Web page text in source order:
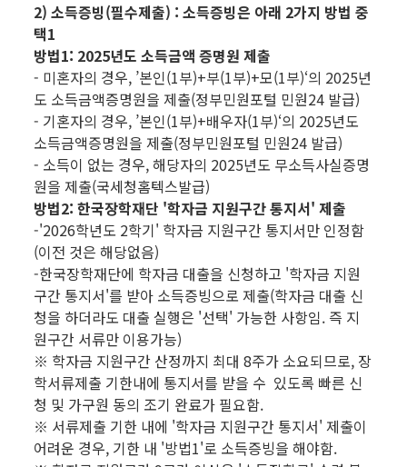
2) 소득증빙(필수제출) : 소득증빙은 아래 2가지 방법 중
택1
방법1: 2025년도 소득금액 증명원 제출
- 미혼자의 경우, ’본인(1부)+부(1부)+모(1부)‘의 2025년
도 소득금액증명원을 제출(정부민원포털 민원24 발급)
- 기혼자의 경우, ’본인(1부)+배우자(1부)‘의 2025년도
소득금액증명원을 제출(정부민원포털 민원24 발급)
- 소득이 없는 경우, 해당자의 2025년도 무소득사실증명
원을 제출(국세청홈텍스발급)
방법2: 한국장학재단 '학자금 지원구간 통지서' 제출
-'2026학년도 2학기' 학자금 지원구간 통지서만 인정함
(이전 것은 해당없음)
-한국장학재단에 학자금 대출을 신청하고 '학자금 지원
구간 통지서'를 받아 소득증빙으로 제출(학자금 대출 신
청을 하더라도 대출 실행은 '선택' 가능한 사항임. 즉 지
원구간 서류만 이용가능)
※ 학자금 지원구간 산정까지 최대 8주가 소요되므로, 장
학서류제출 기한내에 통지서를 받을 수 있도록 빠른 신
청 및 가구원 동의 조기 완료가 필요함.
※ 서류제출 기한 내에 '학자금 지원구간 통지서' 제출이
어려운 경우, 기한 내 '방법1'로 소득증빙을 해야함.